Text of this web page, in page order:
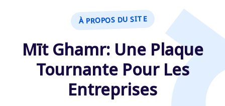
À PROPOS DU SITE
Mīt Ghamr: Une Plaque
Tournante Pour Les
Entreprises